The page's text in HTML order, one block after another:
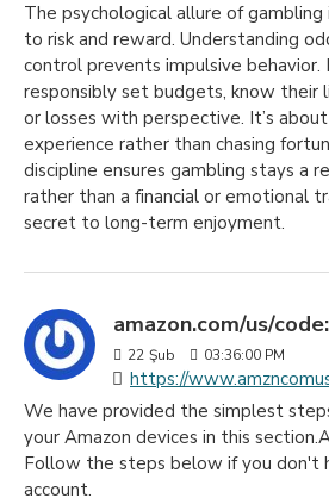
The psychological allure of
to risk and reward. Understanding
control prevents impulsive
responsibly set budgets, know their
or losses with perspective. It’s
experience rather than chasing
discipline ensures gambling stays a
rather than a financial or emotional
secret to long-term enjoyment.
amazon.com/us/code:
22 Şub 03:36:00 PM
https://
We have provided the simplest
your Amazon devices in this
Follow the steps below if you don't
account.